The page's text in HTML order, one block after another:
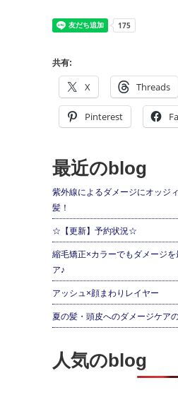
共有:
X Threads
Pinterest
最近のblog
紫外線によるダメージにオッジ
髪！
☆【更新】予約状況☆
縮毛矯正×カラーでもダメージ
ア♪
アッシュ×顔まわりレイヤー
夏の髪・頭皮へのダメージケア
人気のblog